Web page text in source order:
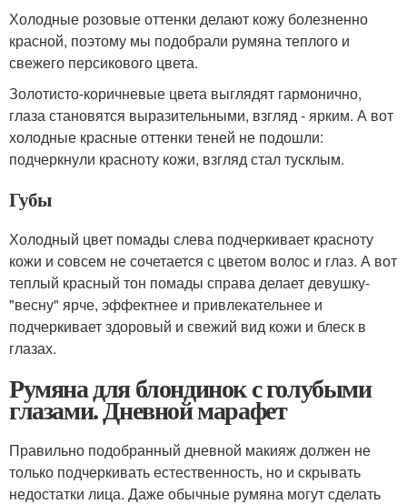
Холодные розовые оттенки делают кожу болезненно
красной, поэтому мы подобрали румяна теплого и
свежего персикового цвета.
Золотисто-коричневые цвета выглядят гармонично,
глаза становятся выразительными, взгляд - ярким. А вот
холодные красные оттенки теней не подошли:
подчеркнули красноту кожи, взгляд стал тусклым.
Губы
Холодный цвет помады слева подчеркивает красноту
кожи и совсем не сочетается с цветом волос и глаз. А вот
теплый красный тон помады справа делает девушку-
"весну" ярче, эффектнее и привлекательнее и
подчеркивает здоровый и свежий вид кожи и блеск в
глазах.
Румяна для блондинок с голубыми
глазами. Дневной марафет
Правильно подобранный дневной макияж должен не
только подчеркивать естественность, но и скрывать
недостатки лица. Даже обычные румяна могут сделать